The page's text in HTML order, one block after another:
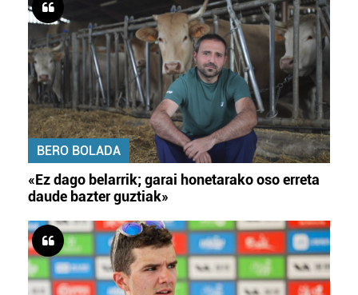
BERO BOLADA
«Ez dago belarrik; garai honetarako oso erreta
daude bazter guztiak»